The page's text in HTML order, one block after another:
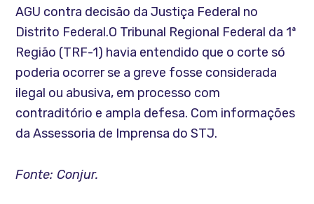
AGU contra decisão da Justiça Federal no
Distrito Federal.O Tribunal Regional Federal da 1ª
Região (TRF-1) havia entendido que o corte só
poderia ocorrer se a greve fosse considerada
ilegal ou abusiva, em processo com
contraditório e ampla defesa. Com informações
da Assessoria de Imprensa do STJ.
Fonte: Conjur.